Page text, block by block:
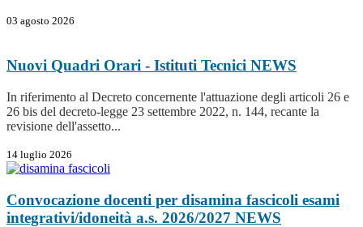
03 agosto 2026
Nuovi Quadri Orari - Istituti Tecnici NEWS
In riferimento al Decreto concernente l'attuazione degli articoli 26 e
26 bis del decreto-legge 23 settembre 2022, n. 144, recante la
revisione dell'assetto...
14 luglio 2026
Convocazione docenti per disamina fascicoli esami
integrativi/idoneità a.s. 2026/2027 NEWS